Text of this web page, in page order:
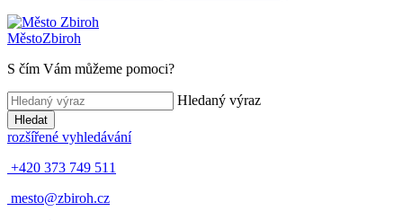
MěstoZbiroh
S čím Vám můžeme pomoci?
Hledaný výraz
Hledat
rozšířené vyhledávání
+420 373 749 511
mesto@zbiroh.cz